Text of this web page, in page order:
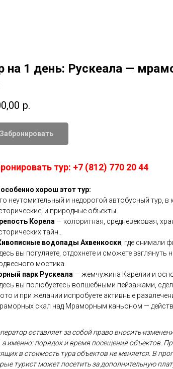
на 1 день: Рускеала —
р.
Забронировать
тур: +7 (812) 770 20 44
хорош этот тур:
неутомительный и недорогой автобусный тур, в
и природные объекты.
Корела— колоритная, средневековая,
тайн…
водопады Ахвенкоски, где снимали
вы погуляете, отдохнете и сможете взглянуть
мостика.
парк Рускеала— жемчужина Карелии и
вы полюбуетесь волшебными пейзажами,
и при желании испробуете активные
скал над Мраморным каньоном —
оставляет за собой право вносить
а именно: порядок и время посещения объектов.
в стоимость тура объектов не меняется. В
турист может посетить за дополнительную